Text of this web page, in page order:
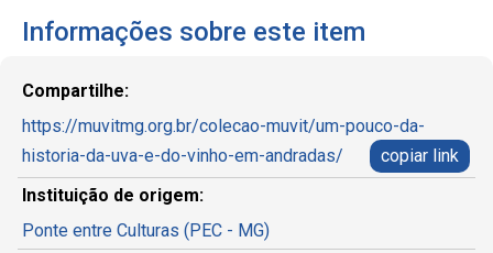
Informações sobre este item
Compartilhe:
https://muvitmg.org.br/colecao-muvit/um-pouco-da-
historia-da-uva-e-do-vinho-em-andradas/
copiar link
Instituição de origem:
Ponte entre Culturas (PEC - MG)